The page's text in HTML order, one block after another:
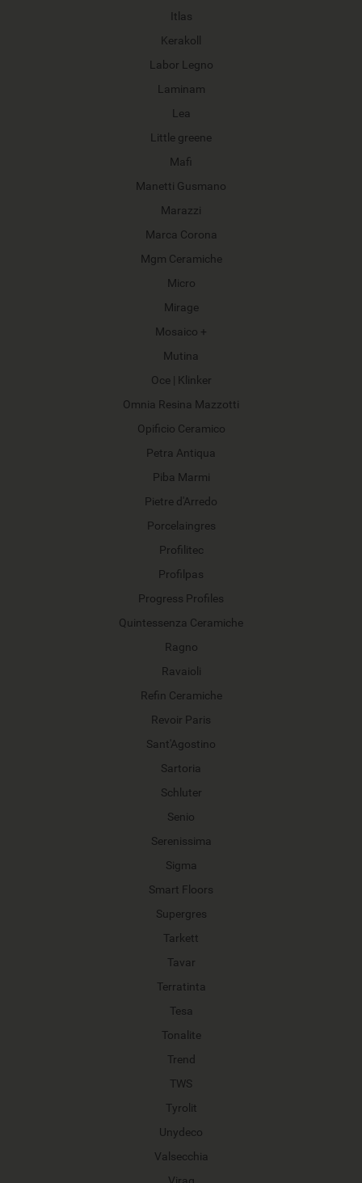
Itlas
Kerakoll
Labor Legno
Laminam
Lea
Little greene
Mafi
Manetti Gusmano
Marazzi
Marca Corona
Mgm Ceramiche
Micro
Mirage
Mosaico +
Mutina
Oce | Klinker
Omnia Resina Mazzotti
Opificio Ceramico
Petra Antiqua
Piba Marmi
Pietre d'Arredo
Porcelaingres
Profilitec
Profilpas
Progress Profiles
Quintessenza Ceramiche
Ragno
Ravaioli
Refin Ceramiche
Revoir Paris
Sant'Agostino
Sartoria
Schluter
Senio
Serenissima
Sigma
Smart Floors
Supergres
Tarkett
Tavar
Terratinta
Tesa
Tonalite
Trend
TWS
Tyrolit
Unydeco
Valsecchia